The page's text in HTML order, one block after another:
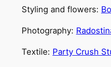
Styling and flowers:
Photography:
Textile: Party Crush